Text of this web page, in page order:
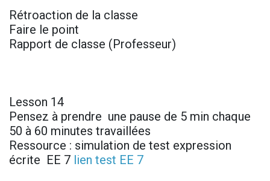
Rétroaction de la classe
Faire le point
Rapport de classe (Professeur)
Lesson 14
Pensez à prendre une pause de 5 min chaque
50 à 60 minutes travaillées
Ressource : simulation de test expression
écrite EE 7 lien test EE 7